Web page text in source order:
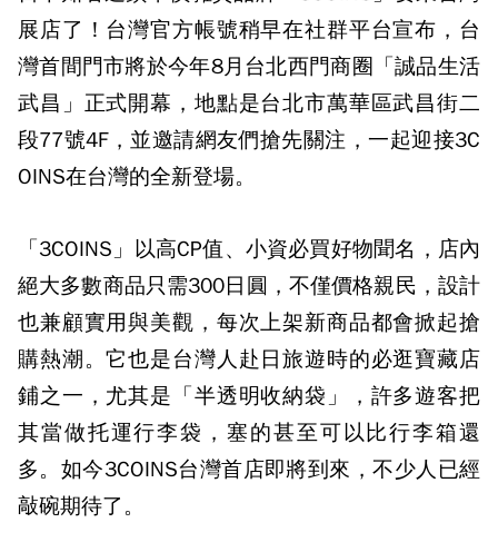
展店了！台灣官方帳號稍早在社群平台宣布，台
灣首間門市將於今年8月台北西門商圈「誠品生活
武昌」正式開幕，地點是台北市萬華區武昌街二
段77號4F，並邀請網友們搶先關注，一起迎接3C
OINS在台灣的全新登場。
「3COINS」以高CP值、小資必買好物聞名，店內
絕大多數商品只需300日圓，不僅價格親民，設計
也兼顧實用與美觀，每次上架新商品都會掀起搶
購熱潮。它也是台灣人赴日旅遊時的必逛寶藏店
鋪之一，尤其是「半透明收納袋」，許多遊客把
其當做托運行李袋，塞的甚至可以比行李箱還
多。如今3COINS台灣首店即將到來，不少人已經
敲碗期待了。